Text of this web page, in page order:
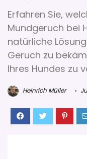
Erfahren Sie,
Mundgeruch bei
natürliche
Geruch zu
Ihres Hundes zu
Heinrich Müller